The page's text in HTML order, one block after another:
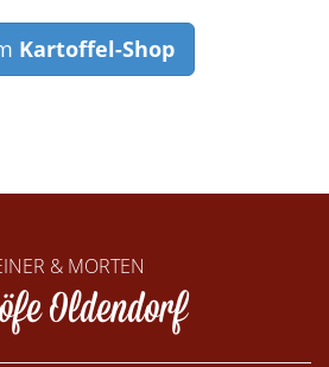
Kartoffel-Shop
& MORTEN
Oldendorf